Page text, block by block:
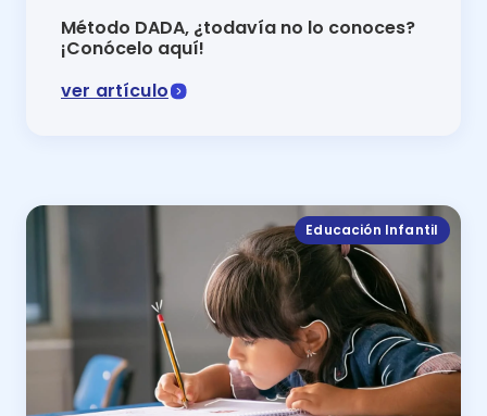
Método DADA, ¿todavía no lo conoces?
¡Conócelo aquí!
ver artículo
Educación Infantil